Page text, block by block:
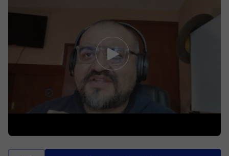
282 cours